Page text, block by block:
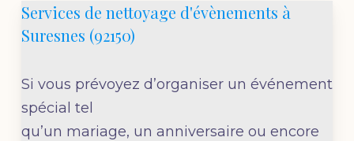
Services de nettoyage d'évènements à
Suresnes (92150)
Si vous prévoyez d’organiser un événement
spécial tel
qu’un mariage, un anniversaire ou encore